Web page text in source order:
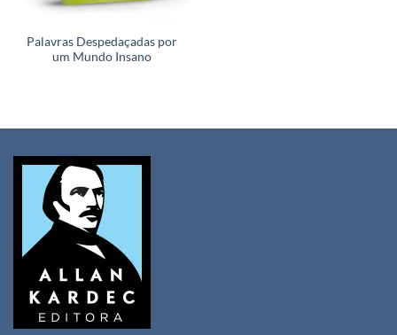
Palavras Despedaçadas por
um Mundo Insano